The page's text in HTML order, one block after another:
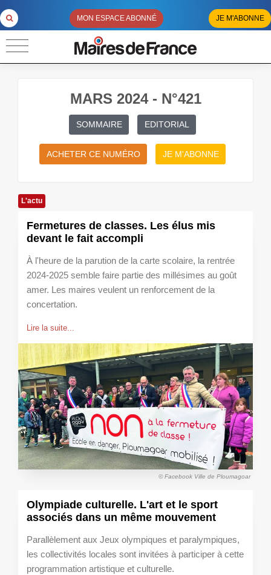
MON ESPACE ABONNÉ JE M'ABONNE
MARS 2024 - N°421
SOMMAIRE EDITORIAL
ACHETER CE NUMÉRO JE M'ABONNE
L'actu
Fermetures de classes. Les élus mis
devant le fait accompli
À l'heure de la parution de la carte scolaire, la rentrée
2024-2025 semble faire partie des millésimes au goût
amer. Les maires veulent un renforcement de la
concertation.
Lire la suite...
© Facebook Ville de Ploumagoar
Olympiade culturelle. L'art et le sport
associés dans un même mouvement
Parallèlement aux Jeux olympiques et paralympiques,
les collectivités locales sont invitées à participer à cette
programmation artistique et culturelle.